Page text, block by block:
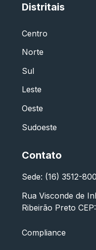
Distritais
Centro
Norte
Sul
Leste
Oeste
Sudoeste
Contato
Sede: (16) 3512-
Rua Visconde de
Ribeirão Preto
Compliance